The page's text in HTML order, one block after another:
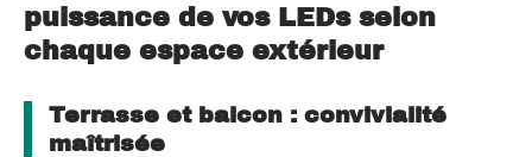
puissance de vos LEDs selon
chaque espace extérieur
Terrasse et balcon : convivialité
maîtrisée